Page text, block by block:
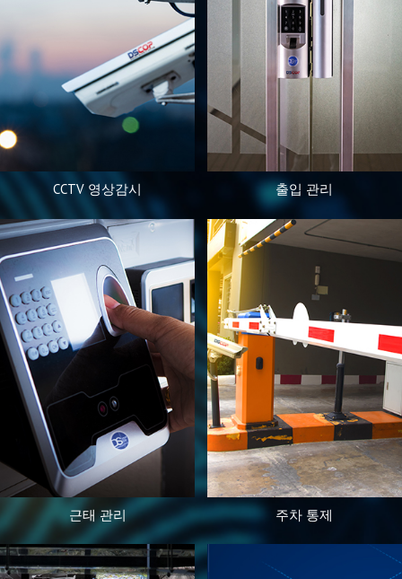
CCTV 영상감시 출입 관리
근태 관리 주차 통제